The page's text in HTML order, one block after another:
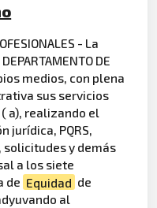
- La
DE
medios, con plena
sus servicios
( a), realizando el
jurídica, PQRS,
y demás
a los siete
de Equidad de
al